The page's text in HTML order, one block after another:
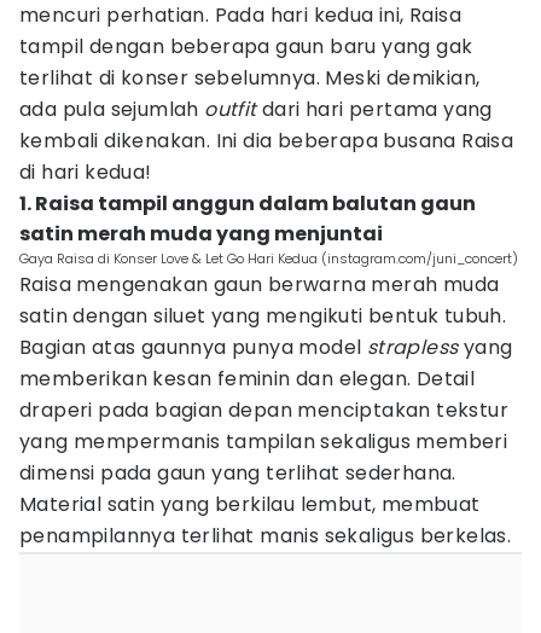
mencuri perhatian. Pada hari kedua ini, Raisa
tampil dengan beberapa gaun baru yang gak
terlihat di konser sebelumnya. Meski demikian,
ada pula sejumlah outfitdari hari pertama yang
kembali dikenakan. Ini dia beberapa busana Raisa
di hari kedua!
1. Raisa tampil anggun dalam balutan gaun
satin merah muda yang menjuntai
Gaya Raisa di Konser Love & Let Go Hari Kedua (instagram.com/juni_concert)
Raisa mengenakan gaun berwarna merah muda
satin dengan siluet yang mengikuti bentuk tubuh.
Bagian atas gaunnya punya model straplessyang
memberikan kesan feminin dan elegan. Detail
draperi pada bagian depan menciptakan tekstur
yang mempermanis tampilan sekaligus memberi
dimensi pada gaun yang terlihat sederhana.
Material satin yang berkilau lembut, membuat
penampilannya terlihat manis sekaligus berkelas.